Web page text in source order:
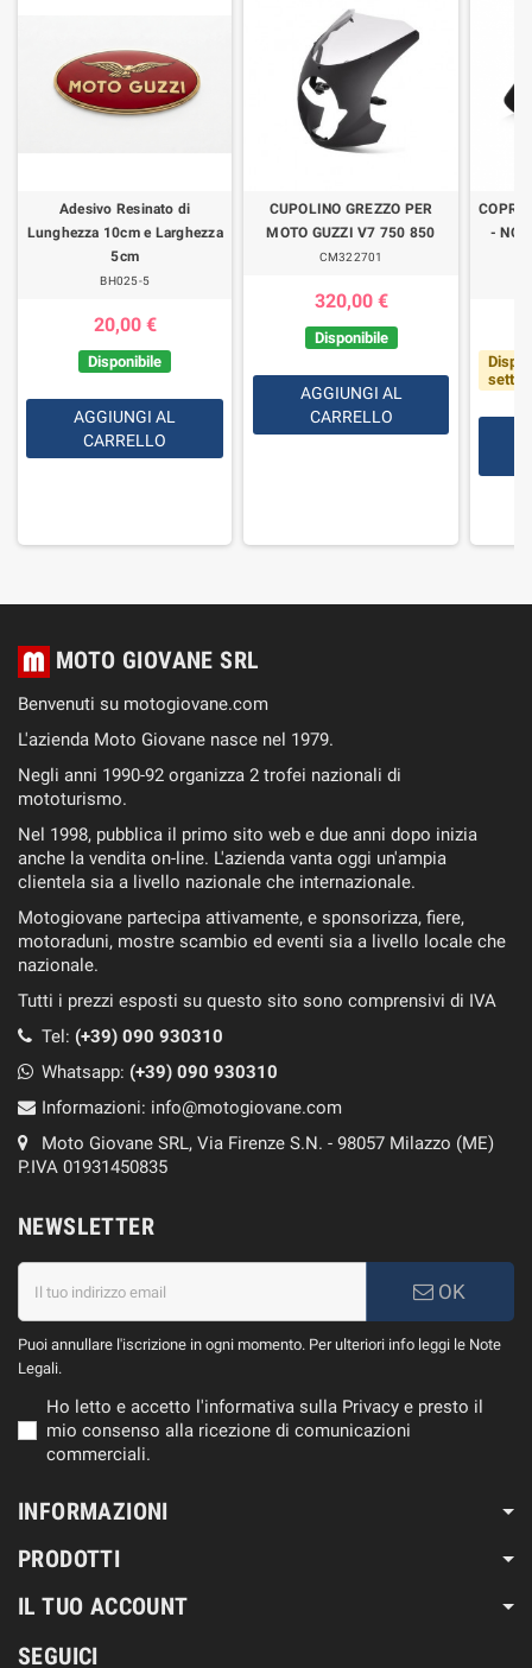
Adesivo Resinato di
Lunghezza 10cm e Larghezza
5cm
BH025-5
20,00 €
Disponibile
AGGIUNGI AL
CARRELLO
CUPOLINO GREZZO PER
MOTO GUZZI V7 750 850
CM322701
320,00 €
Disponibile
AGGIUNGI AL
CARRELLO
-
MOTO GIOVANE SRL
Benvenuti su motogiovane.com
L'azienda Moto Giovane nasce nel 1979.
Negli anni 1990-92 organizza 2 trofei nazionali di
mototurismo.
Nel 1998, pubblica il primo sito web e due anni dopo inizia
anche la vendita on-line. L'azienda vanta oggi un'ampia
clientela sia a livello nazionale che internazionale.
Motogiovane partecipa attivamente, e sponsorizza, fiere,
motoraduni, mostre scambio ed eventi sia a livello locale che
nazionale.
Tutti i prezzi esposti su questo sito sono comprensivi di IVA
Tel: (+39) 090 930310
Whatsapp: (+39) 090 930310
Informazioni: info@motogiovane.com
Moto Giovane SRL, Via Firenze S.N. - 98057 Milazzo (ME)
P.IVA 01931450835
NEWSLETTER
OK
Puoi annullare l'iscrizione in ogni momento. Per ulteriori info leggi le Note
Legali.
Ho letto e accetto l'informativa sulla Privacy e presto il
mio consenso alla ricezione di comunicazioni
commerciali.
INFORMAZIONI
PRODOTTI
IL TUO ACCOUNT
SEGUICI